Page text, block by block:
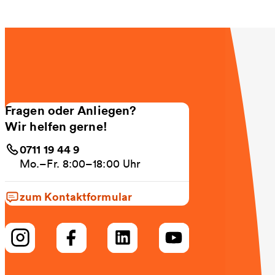
Fragen oder Anliegen?
Wir helfen gerne!
0711 19 44 9
Mo.–Fr. 8:00–18:00 Uhr
zum Kontaktformular